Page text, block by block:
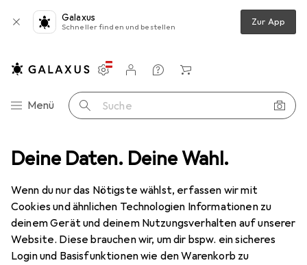
Deine Daten. Deine Wahl.
Wenn du nur das Nötigste wählst, erfassen wir mit
Cookies und ähnlichen Technologien Informationen zu
deinem Gerät und deinem Nutzungsverhalten auf unserer
Website. Diese brauchen wir, um dir bspw. ein sicheres
Login und Basisfunktionen wie den Warenkorb zu
Galaxus
Schneller finden und bestellen Zur App
Navigation nach Kategorien
Menü Suche
Einstellungen
Kundenkonto
Vergleichslisten
Merklisten
Warenkorb
IT + Multimedia Peripherie Displays Monitor Schutzfolie
Ausverkauf Monitor Schutzfolie